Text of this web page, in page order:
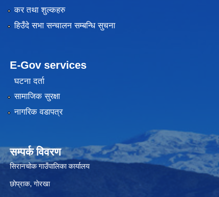
कर तथा शुल्कहरु
हिउँदे सभा सन्चालन सम्बन्धि सुचना
E-Gov services
घटना दर्ता
सामाजिक सुरक्षा
नागरिक वडापत्र
सम्पर्क विवरण
सिरानचोक गाउँपालिका कार्यालय
छाेप्राक, गाेरखा